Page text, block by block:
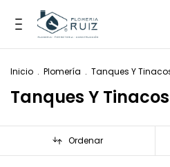
Inicio . Plomería . Tanques Y
Tanques Y Tinacos
Ordenar